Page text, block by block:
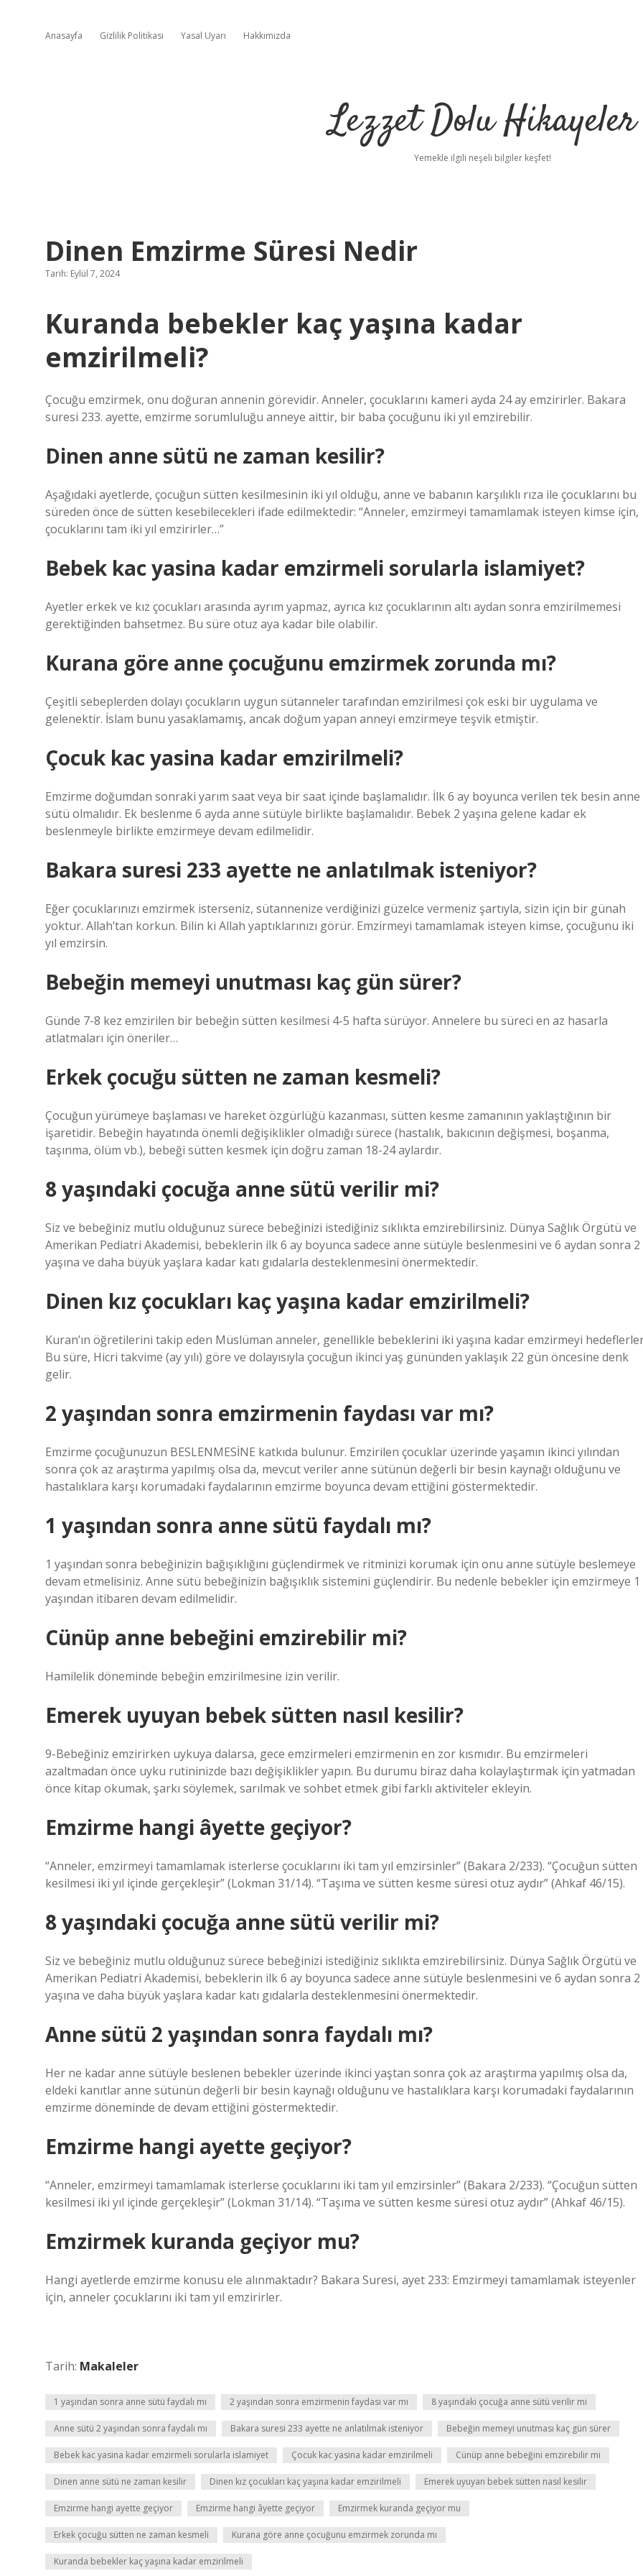
Anasayfa Gizlilik Politikası Yasal Uyarı Hakkımızda
Lezzet Dolu Hikayeler
Yemekle ilgili neşeli bilgiler keşfet!
Dinen Emzirme Süresi Nedir
Tarih: Eylül 7, 2024
Kuranda bebekler kaç yaşına kadar
emzirilmeli?
Çocuğu emzirmek, onu doğuran annenin görevidir. Anneler, çocuklarını kameri ayda 24 ay emzirirler. Bakara
suresi 233. ayette, emzirme sorumluluğu anneye aittir, bir baba çocuğunu iki yıl emzirebilir.
Dinen anne sütü ne zaman kesilir?
Aşağıdaki ayetlerde, çocuğun sütten kesilmesinin iki yıl olduğu, anne ve babanın karşılıklı rıza ile çocuklarını bu
süreden önce de sütten kesebilecekleri ifade edilmektedir: “Anneler, emzirmeyi tamamlamak isteyen kimse için,
çocuklarını tam iki yıl emzirirler…”
Bebek kac yasina kadar emzirmeli sorularla islamiyet?
Ayetler erkek ve kız çocukları arasında ayrım yapmaz, ayrıca kız çocuklarının altı aydan sonra emzirilmemesi
gerektiğinden bahsetmez. Bu süre otuz aya kadar bile olabilir.
Kurana göre anne çocuğunu emzirmek zorunda mı?
Çeşitli sebeplerden dolayı çocukların uygun sütanneler tarafından emzirilmesi çok eski bir uygulama ve
gelenektir. İslam bunu yasaklamamış, ancak doğum yapan anneyi emzirmeye teşvik etmiştir.
Çocuk kac yasina kadar emzirilmeli?
Emzirme doğumdan sonraki yarım saat veya bir saat içinde başlamalıdır. İlk 6 ay boyunca verilen tek besin anne
sütü olmalıdır. Ek beslenme 6 ayda anne sütüyle birlikte başlamalıdır. Bebek 2 yaşına gelene kadar ek
beslenmeyle birlikte emzirmeye devam edilmelidir.
Bakara suresi 233 ayette ne anlatılmak isteniyor?
Eğer çocuklarınızı emzirmek isterseniz, sütannenize verdiğinizi güzelce vermeniz şartıyla, sizin için bir günah
yoktur. Allah’tan korkun. Bilin ki Allah yaptıklarınızı görür. Emzirmeyi tamamlamak isteyen kimse, çocuğunu iki
yıl emzirsin.
Bebeğin memeyi unutması kaç gün sürer?
Günde 7-8 kez emzirilen bir bebeğin sütten kesilmesi 4-5 hafta sürüyor. Annelere bu süreci en az hasarla
atlatmaları için öneriler…
Erkek çocuğu sütten ne zaman kesmeli?
Çocuğun yürümeye başlaması ve hareket özgürlüğü kazanması, sütten kesme zamanının yaklaştığının bir
işaretidir. Bebeğin hayatında önemli değişiklikler olmadığı sürece (hastalık, bakıcının değişmesi, boşanma,
taşınma, ölüm vb.), bebeği sütten kesmek için doğru zaman 18-24 aylardır.
8 yaşındaki çocuğa anne sütü verilir mi?
Siz ve bebeğiniz mutlu olduğunuz sürece bebeğinizi istediğiniz sıklıkta emzirebilirsiniz. Dünya Sağlık Örgütü ve
Amerikan Pediatri Akademisi, bebeklerin ilk 6 ay boyunca sadece anne sütüyle beslenmesini ve 6 aydan sonra 2
yaşına ve daha büyük yaşlara kadar katı gıdalarla desteklenmesini önermektedir.
Dinen kız çocukları kaç yaşına kadar emzirilmeli?
Kuran’ın öğretilerini takip eden Müslüman anneler, genellikle bebeklerini iki yaşına kadar emzirmeyi
Bu süre, Hicri takvime (ay yılı) göre ve dolayısıyla çocuğun ikinci yaş gününden yaklaşık 22 gün öncesine denk
gelir.
2 yaşından sonra emzirmenin faydası var mı?
Emzirme çocuğunuzun BESLENMESİNE katkıda bulunur. Emzirilen çocuklar üzerinde yaşamın ikinci yılından
sonra çok az araştırma yapılmış olsa da, mevcut veriler anne sütünün değerli bir besin kaynağı olduğunu ve
hastalıklara karşı korumadaki faydalarının emzirme boyunca devam ettiğini göstermektedir.
1 yaşından sonra anne sütü faydalı mı?
1 yaşından sonra bebeğinizin bağışıklığını güçlendirmek ve ritminizi korumak için onu anne sütüyle beslemeye
devam etmelisiniz. Anne sütü bebeğinizin bağışıklık sistemini güçlendirir. Bu nedenle bebekler için emzirmeye 1
yaşından itibaren devam edilmelidir.
Cünüp anne bebeğini emzirebilir mi?
Hamilelik döneminde bebeğin emzirilmesine izin verilir.
Emerek uyuyan bebek sütten nasıl kesilir?
9-Bebeğiniz emzirirken uykuya dalarsa, gece emzirmeleri emzirmenin en zor kısmıdır. Bu emzirmeleri
azaltmadan önce uyku rutininizde bazı değişiklikler yapın. Bu durumu biraz daha kolaylaştırmak için yatmadan
önce kitap okumak, şarkı söylemek, sarılmak ve sohbet etmek gibi farklı aktiviteler ekleyin.
Emzirme hangi âyette geçiyor?
“Anneler, emzirmeyi tamamlamak isterlerse çocuklarını iki tam yıl emzirsinler” (Bakara 2/233). “Çocuğun sütten
kesilmesi iki yıl içinde gerçekleşir” (Lokman 31/14). “Taşıma ve sütten kesme süresi otuz aydır” (Ahkaf 46/15).
8 yaşındaki çocuğa anne sütü verilir mi?
Siz ve bebeğiniz mutlu olduğunuz sürece bebeğinizi istediğiniz sıklıkta emzirebilirsiniz. Dünya Sağlık Örgütü ve
Amerikan Pediatri Akademisi, bebeklerin ilk 6 ay boyunca sadece anne sütüyle beslenmesini ve 6 aydan sonra 2
yaşına ve daha büyük yaşlara kadar katı gıdalarla desteklenmesini önermektedir.
Anne sütü 2 yaşından sonra faydalı mı?
Her ne kadar anne sütüyle beslenen bebekler üzerinde ikinci yaştan sonra çok az araştırma yapılmış olsa da,
eldeki kanıtlar anne sütünün değerli bir besin kaynağı olduğunu ve hastalıklara karşı korumadaki faydalarının
emzirme döneminde de devam ettiğini göstermektedir.
Emzirme hangi ayette geçiyor?
“Anneler, emzirmeyi tamamlamak isterlerse çocuklarını iki tam yıl emzirsinler” (Bakara 2/233). “Çocuğun sütten
kesilmesi iki yıl içinde gerçekleşir” (Lokman 31/14). “Taşıma ve sütten kesme süresi otuz aydır” (Ahkaf 46/15).
Emzirmek kuranda geçiyor mu?
Hangi ayetlerde emzirme konusu ele alınmaktadır? Bakara Suresi, ayet 233: Emzirmeyi tamamlamak isteyenler
için, anneler çocuklarını iki tam yıl emzirirler.
Tarih: Makaleler
1 yaşından sonra anne sütü faydalı mı 2 yaşından sonra emzirmenin faydası var mı 8 yaşındaki çocuğa anne sütü verilir mi
Anne sütü 2 yaşından sonra faydalı mı Bakara suresi 233 ayette ne anlatılmak isteniyor Bebeğin memeyi unutması kaç gün sürer
Bebek kac yasina kadar emzirmeli sorularla islamiyet Çocuk kac yasina kadar emzirilmeli Cünüp anne bebeğini emzirebilir mi
Dinen anne sütü ne zaman kesilir Dinen kız çocukları kaç yaşına kadar emzirilmeli Emerek uyuyan bebek sütten nasıl kesilir
Emzirme hangi ayette geçiyor Emzirme hangi âyette geçiyor Emzirmek kuranda geçiyor mu
Erkek çocuğu sütten ne zaman kesmeli Kurana göre anne çocuğunu emzirmek zorunda mı
Kuranda bebekler kaç yaşına kadar emzirilmeli